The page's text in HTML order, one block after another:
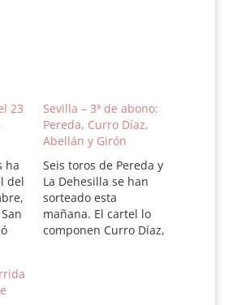
23
ha
del
Sevilla – 3ª de abono:
Pereda, Curro Díaz,
Abellán y Girón
Seis toros de Pereda y
La Dehesilla se han
sorteado esta
mañana. El cartel lo
componen Curro Díaz,